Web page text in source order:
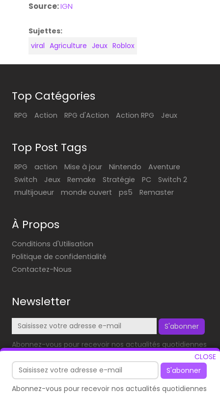
Source:IGN
Sujettes:
viral Agriculture Jeux Roblox
CLOSE
S'abonner
Abonnez-vous pour recevoir nos actualités quotidiennes
Top Catégories
RPG Action RPG d'Action Action RPG Jeux
Top Post Tags
RPG action Mise à jour Nintendo
Aventure
Switch
Jeux Remake Stratégie PC
Switch 2
multijoueur
monde ouvert ps5 Remaster
À Propos
Conditions d'Utilisation
Politique de confidentialité
Contactez-Nous
Newsletter
S'abonner
Abonnez-vous pour recevoir nos actualités quotidiennes